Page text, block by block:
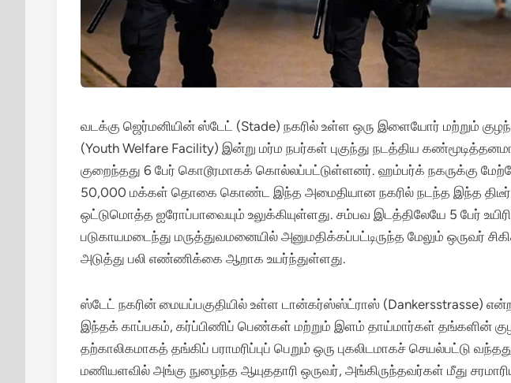
வடக்கு ஜெர்மனியின் ஸ்டேட் (Stade) நகரில் உள்ள ஒரு இளையோர் மற்றும்
(Youth Welfare Facility) இன்று மர்ம நபர்கள் புகுந்து நடத்திய
குறைந்தது 6 பேர் கொடூரமாகக் கொல்லப்பட்டுள்ளனர். ஹம்பர்க் நகருக்கு
50,000 மக்கள் தொகை கொண்ட இந்த அமைதியான நகரில் நடந்த இந்த
ஒட்டுமொத்த ஐரோப்பாவையும் உலுக்கியுள்ளது. சம்பவ இடத்திலேயே 5 பேர்
படுகாயமடைந்து மருத்துவமனையில் அனுமதிக்கப்பட்டிருந்த மேலும் ஒருவர்
அடுத்து பலி எண்ணிக்கை ஆறாக உயர்ந்துள்ளது.
ஸ்டேட் நகரின் மையப்பகுதியில் உள்ள டான்கர்ஸ்ஸ்ட்ராஸ் (Dankersstrasse)
இந்தக் காப்பகம், கர்ப்பிணிப் பெண்கள் மற்றும் இளம் தாய்மார்கள் தங்களின்
தற்காலிகமாகத் தங்கிப் பராமரிப்புப் பெறும் ஒரு புகலிடமாகச் செயல்பட்டு
மணியளவில் அங்கு நுழைந்த ஆயுததாரி ஒருவர், அங்கிருந்தவர்கள் மீது